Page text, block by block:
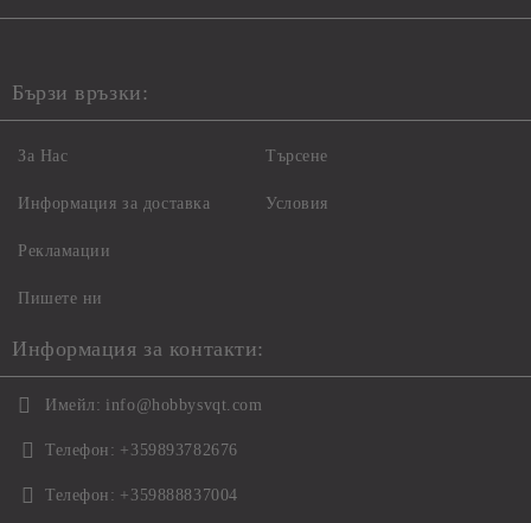
Бързи връзки:
За Нас
Информация за доставка
Рекламации
Пишете ни
Търсене
Условия
Информация за контакти:
Имейл: info@hobbysvqt.com
Телефон: +359893782676
Телефон: +359888837004